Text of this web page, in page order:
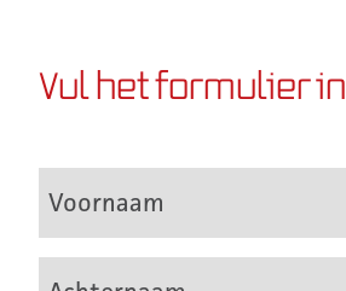
Vul het formulier in
Achternaam